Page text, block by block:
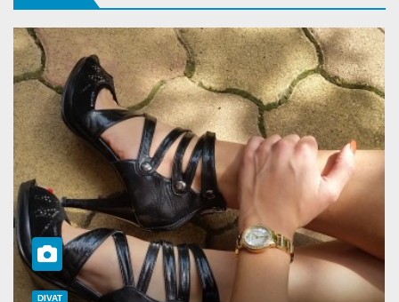
DIVAT SZÉPSÉG